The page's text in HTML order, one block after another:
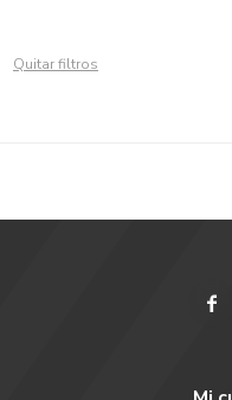
Quitar filtros
